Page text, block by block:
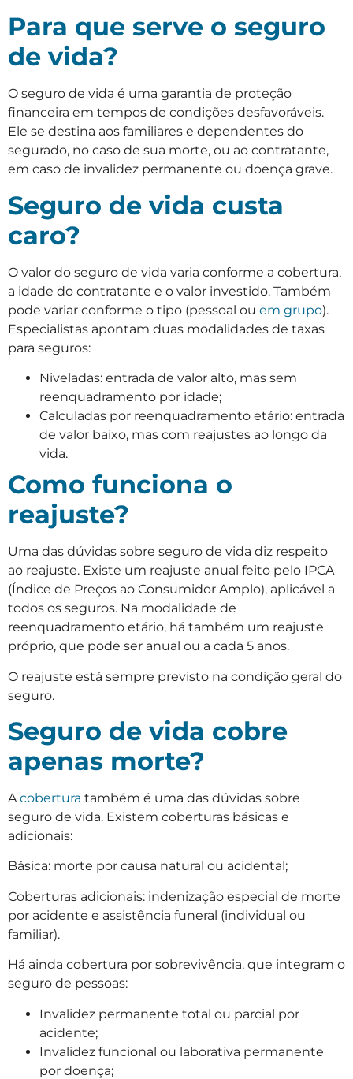
Para que serve o seguro
de vida?
O seguro de vida é uma garantia de proteção
financeira em tempos de condições desfavoráveis.
Ele se destina aos familiares e dependentes do
segurado, no caso de sua morte, ou ao contratante,
em caso de invalidez permanente ou doença grave.
Seguro de vida custa
caro?
O valor do seguro de vida varia conforme a cobertura,
a idade do contratante e o valor investido. Também
pode variar conforme o tipo (pessoal ou em grupo).
Especialistas apontam duas modalidades de taxas
para seguros:
Niveladas: entrada de valor alto, mas sem
reenquadramento por idade;
Calculadas por reenquadramento etário: entrada
de valor baixo, mas com reajustes ao longo da
vida.
Como funciona o
reajuste?
Uma das dúvidas sobre seguro de vida diz respeito
ao reajuste. Existe um reajuste anual feito pelo IPCA
(Índice de Preços ao Consumidor Amplo), aplicável a
todos os seguros. Na modalidade de
reenquadramento etário, há também um reajuste
próprio, que pode ser anual ou a cada 5 anos.
O reajuste está sempre previsto na condição geral do
seguro.
Seguro de vida cobre
apenas morte?
A cobertura também é uma das dúvidas sobre
seguro de vida. Existem coberturas básicas e
adicionais:
Básica: morte por causa natural ou acidental;
Coberturas adicionais: indenização especial de morte
por acidente e assistência funeral (individual ou
familiar).
Há ainda cobertura por sobrevivência, que integram o
seguro de pessoas:
Invalidez permanente total ou parcial por
acidente;
Invalidez funcional ou laborativa permanente
por doença;